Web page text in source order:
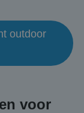
outdoor
voor